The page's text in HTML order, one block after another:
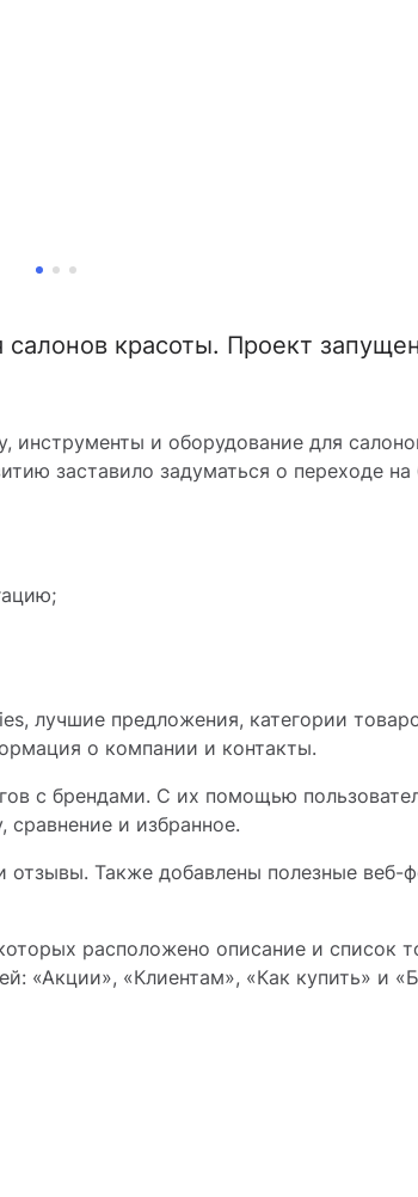
красоты. Проект
и оборудование для
заставило задуматься о переходе
лучшие предложения, категории
о компании и контакты.
с брендами. С их помощью
и избранное.
Также добавлены полезные веб-
расположено описание и список
«Акции», «Клиентам», «Как купить» и